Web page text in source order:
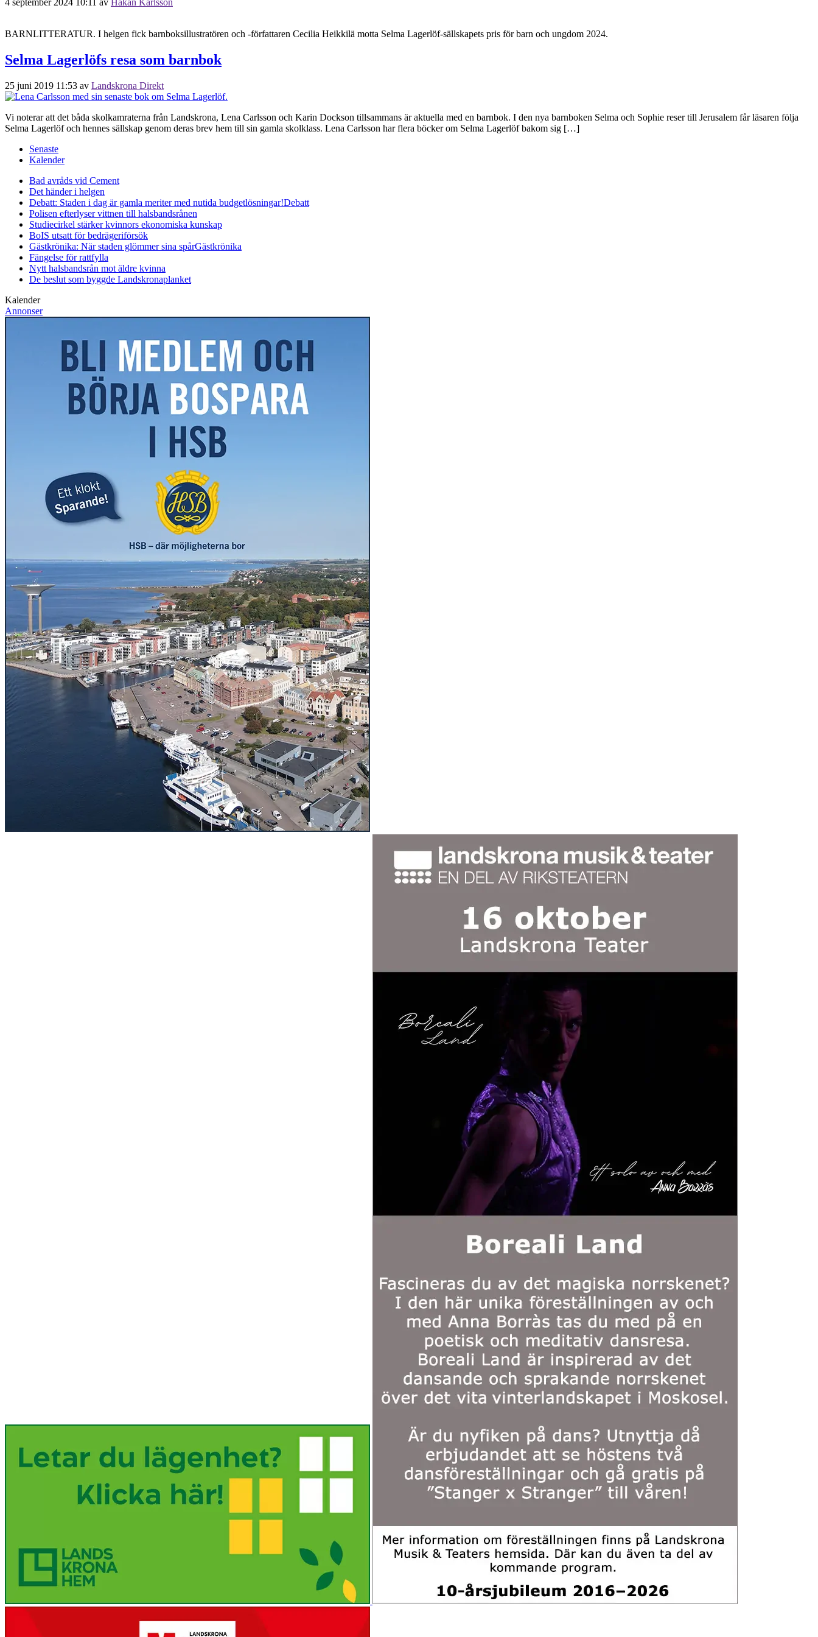
BARNLITTERATUR. I helgen fick barnboksillustratören och -författaren Cecilia Heikkilä motta Selma Lagerlöf-sällskapets pris för barn och ungdom 2024.
Selma Lagerlöfs resa som barnbok
25 juni 2019 11:53 av Landskrona Direkt
Vi noterar att det båda skolkamraterna från Landskrona, Lena Carlsson och Karin Dockson tillsammans är aktuella med en barnbok. I den nya barnboken Selma och Sophie reser till Jerusalem får läsaren följa
Selma Lagerlöf och hennes sällskap genom deras brev hem till sin gamla skolklass. Lena Carlsson har flera böcker om Selma Lagerlöf bakom sig […]
Senaste
Kalender
Bad avråds vid Cement
Det händer i helgen
Debatt: Staden i dag är gamla meriter med nutida budgetlösningar!Debatt
Polisen efterlyser vittnen till halsbandsrånen
Studiecirkel stärker kvinnors ekonomiska kunskap
BoIS utsatt för bedrägeriförsök
Gästkrönika: När staden glömmer sina spårGästkrönika
Fängelse för rattfylla
Nytt halsbandsrån mot äldre kvinna
De beslut som byggde Landskronaplanket
Kalender
Annonser